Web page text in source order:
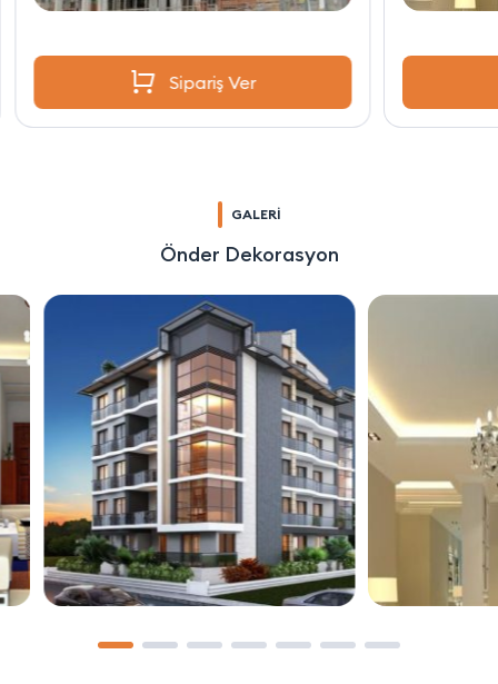
Sipariş Ver
GALERİ
Önder Dekorasyon